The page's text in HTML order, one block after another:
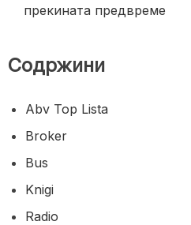
прекината предвреме
Содржини
Abv Top Lista
Broker
Bus
Knigi
Radio